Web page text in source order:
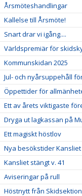
Årsmöteshandlingar
Kallelse till Årsmöte!
Snart drar vi igång....
Världspremiär för
Kommunskidan 2025
Jul- och nyårsuppehåll
Öppettider för
Ett av årets viktigaste
Dryga ut lagkassan på
Ett magiskt höstlov
Nya besökstider Kansliet
Kansliet stängt v. 41
Aviseringar på rull
Höstnytt från